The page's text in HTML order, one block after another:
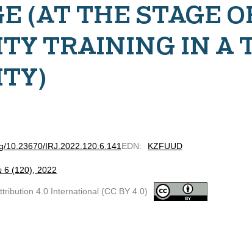
(AT THE STAGE
TRAINING IN A
10.23670/IRJ.2022.120.6.141 EDN: KZFUUD
(120), 2022
4.0 International (CC BY 4.0)